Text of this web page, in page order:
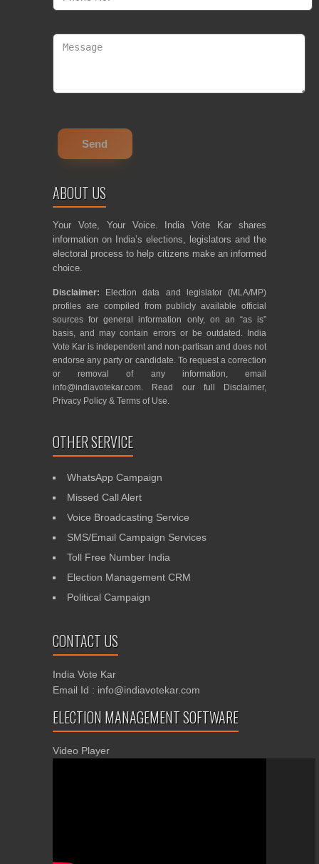
ABOUT US
Your Vote, Your Voice. India Vote Kar shares
information on India’s elections, legislators and the
electoral process to help citizens make an informed
choice.
Disclaimer: Election data and legislator (MLA/MP)
profiles are compiled from publicly available official
sources for general information only, on an “as is”
basis, and may contain errors or be outdated. India
Vote Kar is independent and non-partisan and does not
endorse any party or candidate. To request a correction
or removal of any information, email
info@indiavotekar.com . Read our full Disclaimer,
Privacy Policy & Terms of Use
OTHER SERVICE
WhatsApp Campaign
Missed Call Alert
Voice Broadcasting Service
SMS/Email Campaign Services
Toll Free Number India
Election Management CRM
Political Campaign
CONTACT US
India Vote Kar
Email Id : info@indiavotekar.com
ELECTION MANAGEMENT SOFTWARE
Video Player